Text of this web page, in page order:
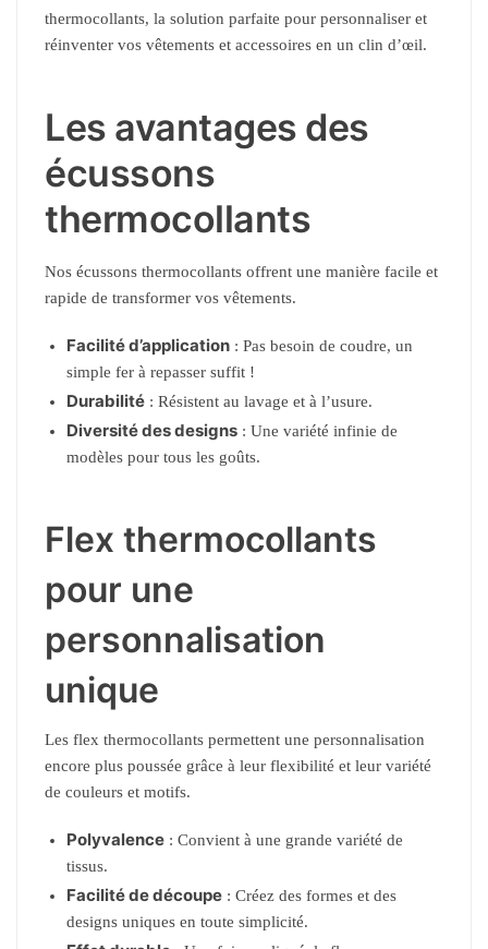
thermocollants, la solution parfaite pour personnaliser et
réinventer vos vêtements et accessoires en un clin d’œil.
Les avantages des
écussons
thermocollants
Nos écussons thermocollants offrent une manière facile et
rapide de transformer vos vêtements.
Facilité d’application : Pas besoin de coudre, un
simple fer à repasser suffit !
Durabilité : Résistent au lavage et à l’usure.
Diversité des designs : Une variété infinie de
modèles pour tous les goûts.
Flex thermocollants
pour une
personnalisation
unique
Les flex thermocollants permettent une personnalisation
encore plus poussée grâce à leur flexibilité et leur variété
de couleurs et motifs.
Polyvalence : Convient à une grande variété de
tissus.
Facilité de découpe : Créez des formes et des
designs uniques en toute simplicité.